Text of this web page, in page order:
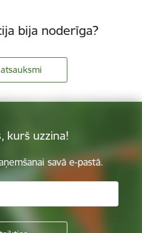
bija noderīga?
kurš uzzina!
savā e-pastā.